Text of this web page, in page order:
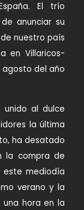
El trío
anunciar su
nuestro país
en Villaricos-
agosto del año
unido al dulce
la última
ha desatado
la compra de
este mediodía
verano y la
hora en la